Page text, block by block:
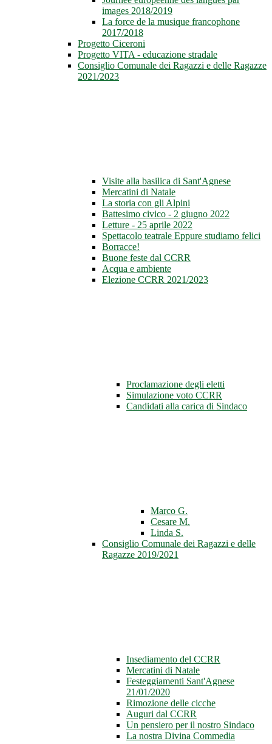
images 2018/2019
La force de la musique francophone
2017/2018
Progetto Ciceroni
Progetto VITA - educazione stradale
Consiglio Comunale dei Ragazzi e delle Ragazze
2021/2023
Visite alla basilica di Sant'Agnese
Mercatini di Natale
La storia con gli Alpini
Battesimo civico - 2 giugno 2022
Letture - 25 aprile 2022
Spettacolo teatrale Eppure studiamo felici
Borracce!
Buone feste dal CCRR
Acqua e ambiente
Elezione CCRR 2021/2023
Proclamazione degli eletti
Simulazione voto CCRR
Candidati alla carica di Sindaco
Marco G.
Cesare M.
Linda S.
Consiglio Comunale dei Ragazzi e delle
Ragazze 2019/2021
Insediamento del CCRR
Mercatini di Natale
Festeggiamenti Sant'Agnese
21/01/2020
Rimozione delle cicche
Auguri dal CCRR
Un pensiero per il nostro Sindaco
La nostra Divina Commedia